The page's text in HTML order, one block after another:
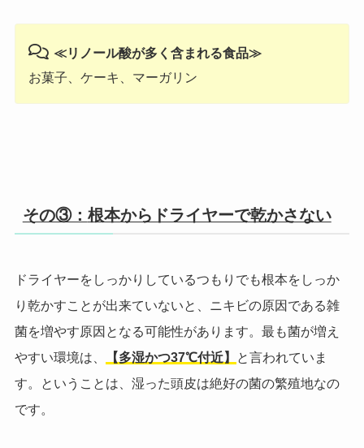
≪リノール酸が多く含まれる食品≫
お菓子、ケーキ、マーガリン
その③： 根本からドライヤーで乾かさない
ドライヤーをしっかりしているつもりでも根本をしっか
り乾かすことが出来ていないと、ニキビの原因である雑
菌を増やす原因となる可能性があります。最も菌が増え
やすい環境は、
【多湿かつ37℃付近】
と言われていま
す。ということは、湿った頭皮は絶好の菌の繁殖地なの
です。